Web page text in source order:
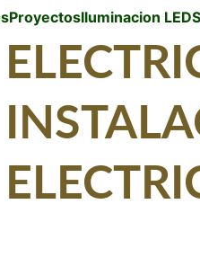
ProyectosIluminacion LED